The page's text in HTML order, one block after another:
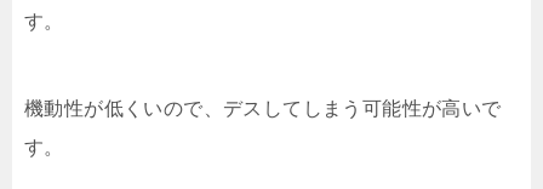
す。
機動性が低くいので、デスしてしまう可能性が高いで
す。